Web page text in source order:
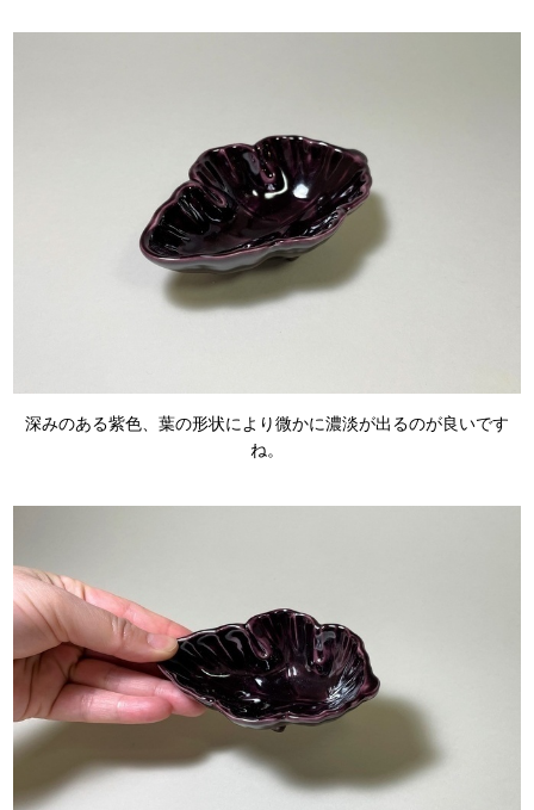
深みのある紫色、葉の形状により微かに濃淡が出るのが良いです
ね。